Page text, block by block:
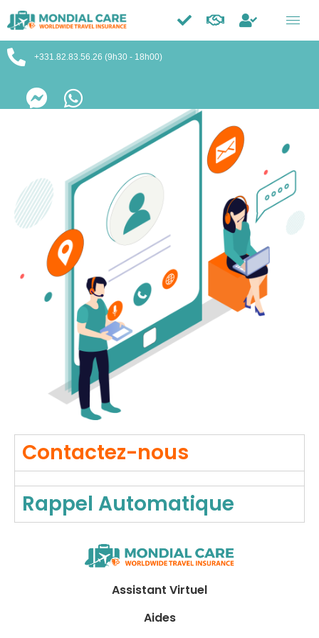
Trustpilot
+331.82.83.56.26 (9h30 - 18h00)
Contactez-nous
Rappel Automatique
Assistant Virtuel
Aides